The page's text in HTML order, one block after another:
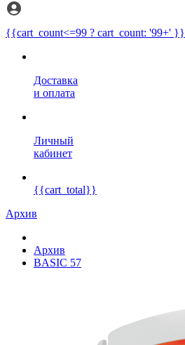
{{cart_count<=99 ? cart_count: '99+' }}
Доставка
и оплата
Личный
кабинет
{{cart_total}}
Архив
Архив
BASIC 57